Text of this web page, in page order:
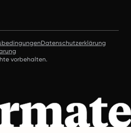
Datenschutzerklärung
vorbehalten.